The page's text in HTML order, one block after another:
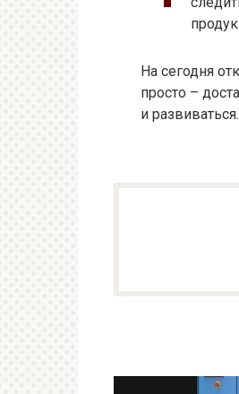
На сегодня
просто –
и